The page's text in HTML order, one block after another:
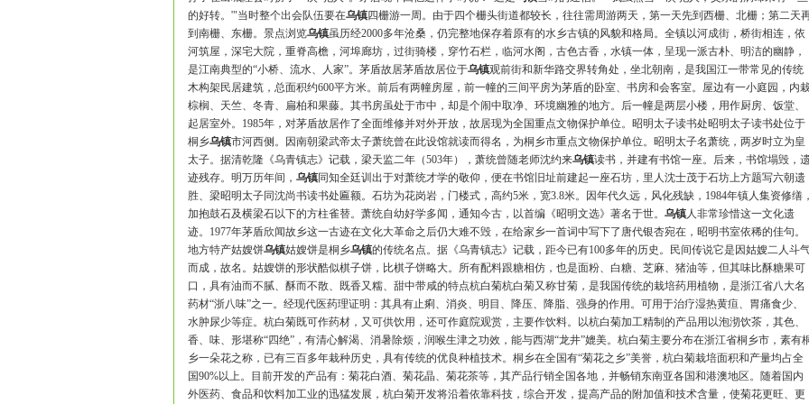
的好转。'"当时整个出会队伍要在乌镇四栅游一周。由于四个栅头街道都较长，往往需周游两天，第一天先到西栅、北栅；第二天
到南栅、东栅。景点浏览乌镇虽历经2000多年沧桑，仍完整地保存着原有的水乡古镇的风貌和格局。全镇以河成街，桥街相连，依
河筑屋，深宅大院，重脊高檐，河埠廊坊，过街骑楼，穿竹石栏，临河水阁，古色古香，水镇一体，呈现一派古朴、明洁的幽静，
是江南典型的“小桥、流水、人家”。茅盾故居茅盾故居位于乌镇观前街和新华路交界转角处，坐北朝南，是我国江一带常见的传统
木构架民居建筑，总面积约600平方米。前后有两幢房屋，前一幢的三间平房为茅盾的卧室、书房和会客室。屋边有一小庭园，内
棕榈、天竺、冬青、扁柏和果藤。其书房虽处于市中，却是个闹中取净、环境幽雅的地方。后一幢是两层小楼，用作厨房、饭堂、
起居室外。1985年，对茅盾故居作了全面维修并对外开放，故居现为全国重点文物保护单位。昭明太子读书处昭明太子读书处位于
桐乡乌镇市河西侧。因南朝梁武帝太子萧统曾在此设馆就读而得名，为桐乡市重点文物保护单位。昭明太子名萧统，两岁时立为皇
太子。据清乾隆《乌青镇志》记载，梁天监二年（503年），萧统曾随老师沈约来乌镇读书，并建有书馆一座。后来，书馆塌毁，
迹残存。明万历年间， 乌镇同知全廷训出于对萧统才学的敬仰，便在书馆旧址前建起一座石坊，里人沈士茂于石坊上方题写六朝遗
胜、梁昭明太子同沈尚书读书处匾额。石坊为花岗岩，门楼式，高约5米，宽3.8米。因年代久远，风化残缺，1984年镇人集资修缮，
加抱鼓石及横梁石以下的方柱雀替。萧统自幼好学多闻，通知今古，以首编《昭明文选》著名于世。 乌镇人非常珍惜这一文化遗
迹。1977年茅盾欣闻故乡这一古迹在文化大革命之后仍大难不毁，在给家乡一首词中写下了唐代银杏宛在，昭明书室依稀的佳句。
地方特产姑嫂饼乌镇姑嫂饼是桐乡乌镇的传统名点。据《乌青镇志》记载，距今已有100多年的历史。民间传说它是因姑嫂二人斗
而成，故名。姑嫂饼的形状酷似棋子饼，比棋子饼略大。所有配料跟糖相仿，也是面粉、白糖、芝麻、猪油等，但其味比酥糖果可
口，具有油而不腻、酥而不散、既香又糯、甜中带咸的特点杭白菊杭白菊又称甘菊，是我国传统的栽培药用植物，是浙江省八大名
药材“浙八味”之一。经现代医药理证明：其具有止痢、消炎、明目、降压、降脂、强身的作用。可用于治疗湿热黄疸、胃痛食少、
水肿尿少等症。杭白菊既可作药材，又可供饮用，还可作庭院观赏，主要作饮料。以杭白菊加工精制的产品用以泡沏饮茶，其色、
香、味、形堪称“四绝”，有清心解渴、消暑除烦，润喉生津之功效，能与西湖“龙井”媲美。杭白菊主要分布在浙江省桐乡市，素有
乡一朵花之称，已有三百多年栽种历史，具有传统的优良种植技术。桐乡在全国有“菊花之乡”美誉，杭白菊栽培面积和产量均占全
国90%以上。目前开发的产品有：菊花白酒、菊花晶、菊花茶等，其产品行销全国各地，并畅销东南亚各国和港澳地区。随着国内
外医药、食品和饮料加工业的迅猛发展，杭白菊开发将沿着依靠科技，综合开发，提高产品的附加值和技术含量，使菊花更旺、更